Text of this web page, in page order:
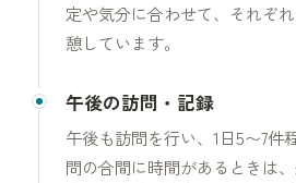
定や気分に合わせて、それぞ
憩しています。
午後の訪問・記録
午後も訪問を行い、1日5〜7件
問の合間に時間があるときは